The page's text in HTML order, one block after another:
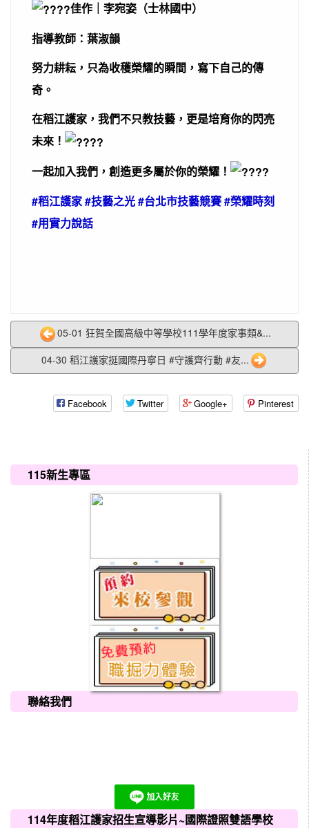
佳作｜李宛姿（士林國中）
指導教師：葉淑韻
努力耕耘，只為收穫榮耀的瞬間，寫下自己的傳
奇。
在稻江護家，我們不只教技藝，更是培育你的閃亮
未來！
一起加入我們，創造更多屬於你的榮耀！
#稻江護家 #技藝之光 #台北市技藝競賽 #榮耀時刻
#用實力說話
05-01 狂賀全國高級中等學校111學年度家事類&...
04-30 稻江護家挺國際丹寧日 #守護齊行動 #友...
Facebook Twitter Google+ Pinterest
115新生專區
聯絡我們
114年度稻江護家招生宣導影片~國際證照雙語學校